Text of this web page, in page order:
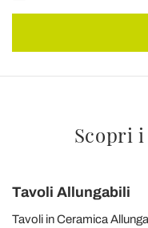
Scopri
Tavoli Allungabili
Tavoli in Ceramica